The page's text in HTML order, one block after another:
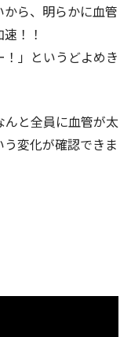
ら、明らかに血管
！！
」というどよめき
と全員に血管が太
変化が確認できま